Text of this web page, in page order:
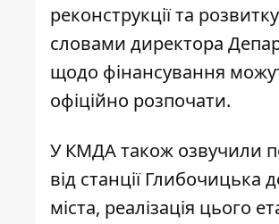
реконструкції та
словами директора
щодо фінансування
офіційно розпочати.
У КМДА також озвучили
від станції Глибочицька
міста, реалізація цього